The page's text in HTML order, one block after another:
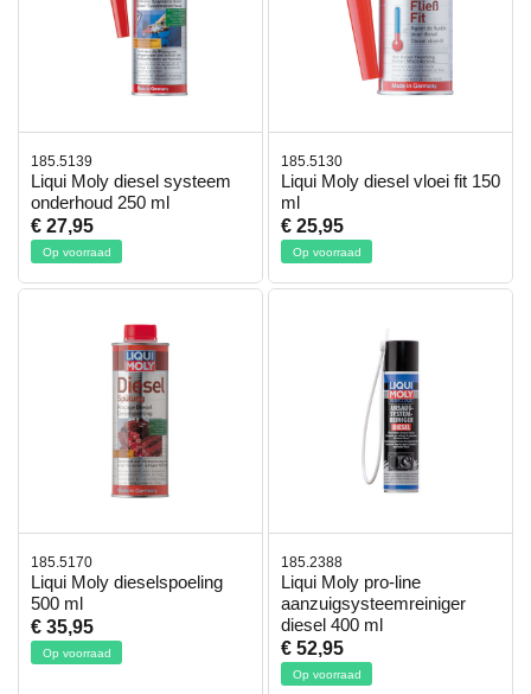
185.5139
Liqui Moly diesel systeem
onderhoud 250 ml
€ 27,95
Op voorraad
185.5130
Liqui Moly diesel vloei fit 150
ml
€ 25,95
Op voorraad
185.5170
Liqui Moly dieselspoeling
500 ml
€ 35,95
Op voorraad
185.2388
Liqui Moly pro-line
aanzuigsysteemreiniger
diesel 400 ml
€ 52,95
Op voorraad